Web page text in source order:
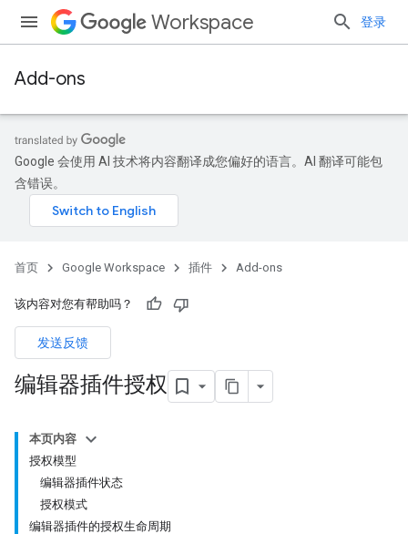
Workspace 登录
Add-ons
Google 会使用 AI 技术将内容翻译成您偏好的语言。AI 翻译可能包
含错误。
首页 Google Workspace 插件 Add-ons
该内容对您有帮助吗？
发送反馈
编辑器插件授权
本页内容
授权模型
编辑器插件状态
授权模式
编辑器插件的授权生命周期